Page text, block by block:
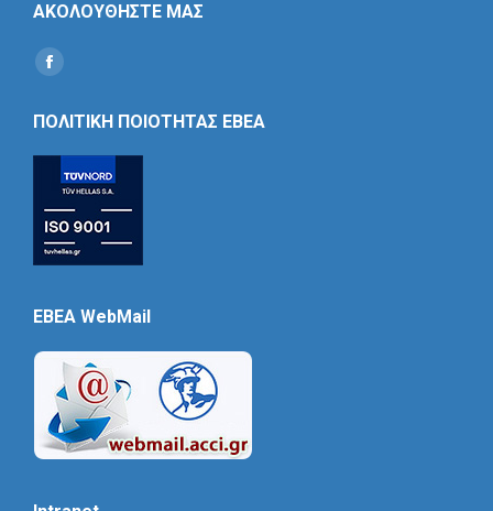
ΑΚΟΛΟΥΘΗΣΤΕ ΜΑΣ
Find us on:
Social
ΠΟΛΙΤΙΚΗ ΠΟΙΟΤΗΤΑΣ ΕΒΕΑ
EBEA WebMail